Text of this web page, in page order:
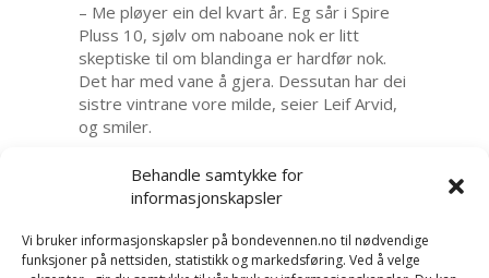
Behandle samtykke for
informasjonskapsler
Vi bruker informasjonskapsler på bondevennen.no til nødvendige
funksjoner på nettsiden, statistikk og markedsføring. Ved å velge
– Me pløyer ein del kvart år. Eg sår i Spire
Pluss 10, sjølv om naboane nok er litt
skeptiske til om blandinga er hardfør nok.
Det har med vane å gjera. Dessutan har dei
sistre vintrane vore milde, seier Leif Arvid,
og smiler.
Gitte forklarar det på sin måte.
– Det handlar om ein jærbonde som har